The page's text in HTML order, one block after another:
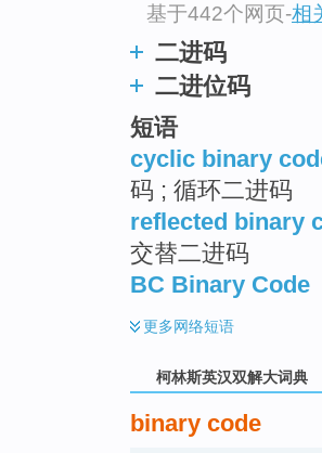
基于442个网页-相
二进码
二进位码
短语
cyclic binary
码 ; 循环二进码
reflected binary
交替二进码
BC Binary Code
更多网络短语
柯林斯英汉双解大词典
binary code